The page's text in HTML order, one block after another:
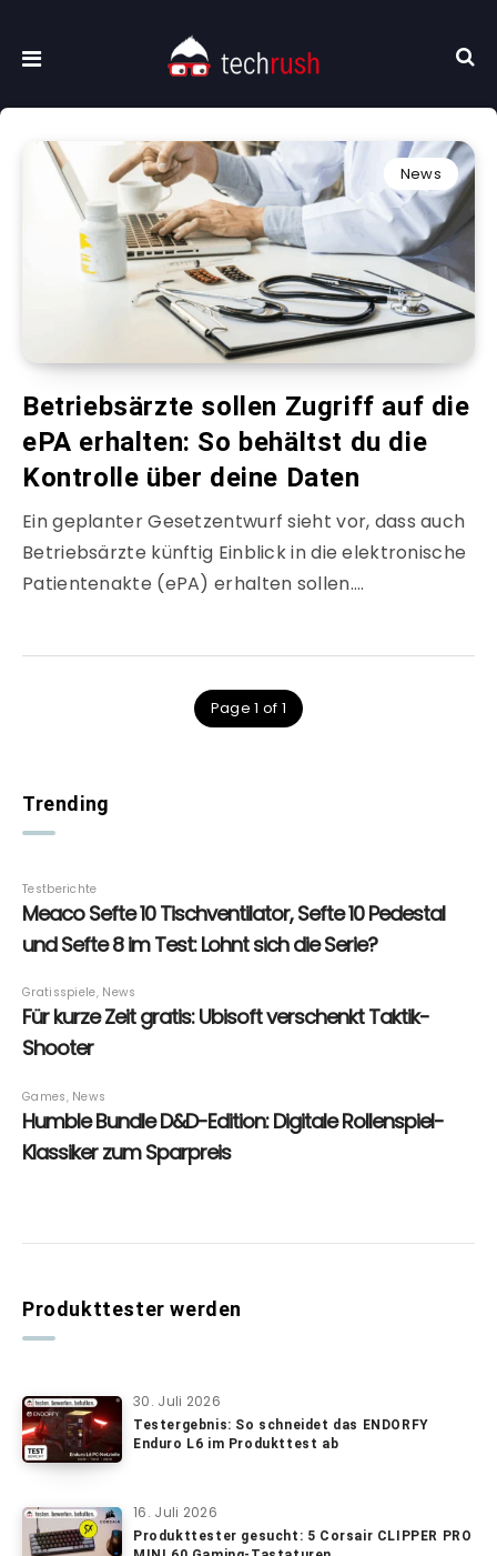
News
Betriebsärzte sollen Zugriff auf die
ePA erhalten: So behältst du die
Kontrolle über deine Daten
Ein geplanter Gesetzentwurf sieht vor, dass auch
Betriebsärzte künftig Einblick in die elektronische
Patientenakte (ePA) erhalten sollen….
Page 1 of 1
Trending
Produkttester werden
30. Juli 2026
Testergebnis: So schneidet das ENDORFY
Enduro L6 im Produkttest ab
16. Juli 2026
Produkttester gesucht: 5 Corsair CLIPPER PRO